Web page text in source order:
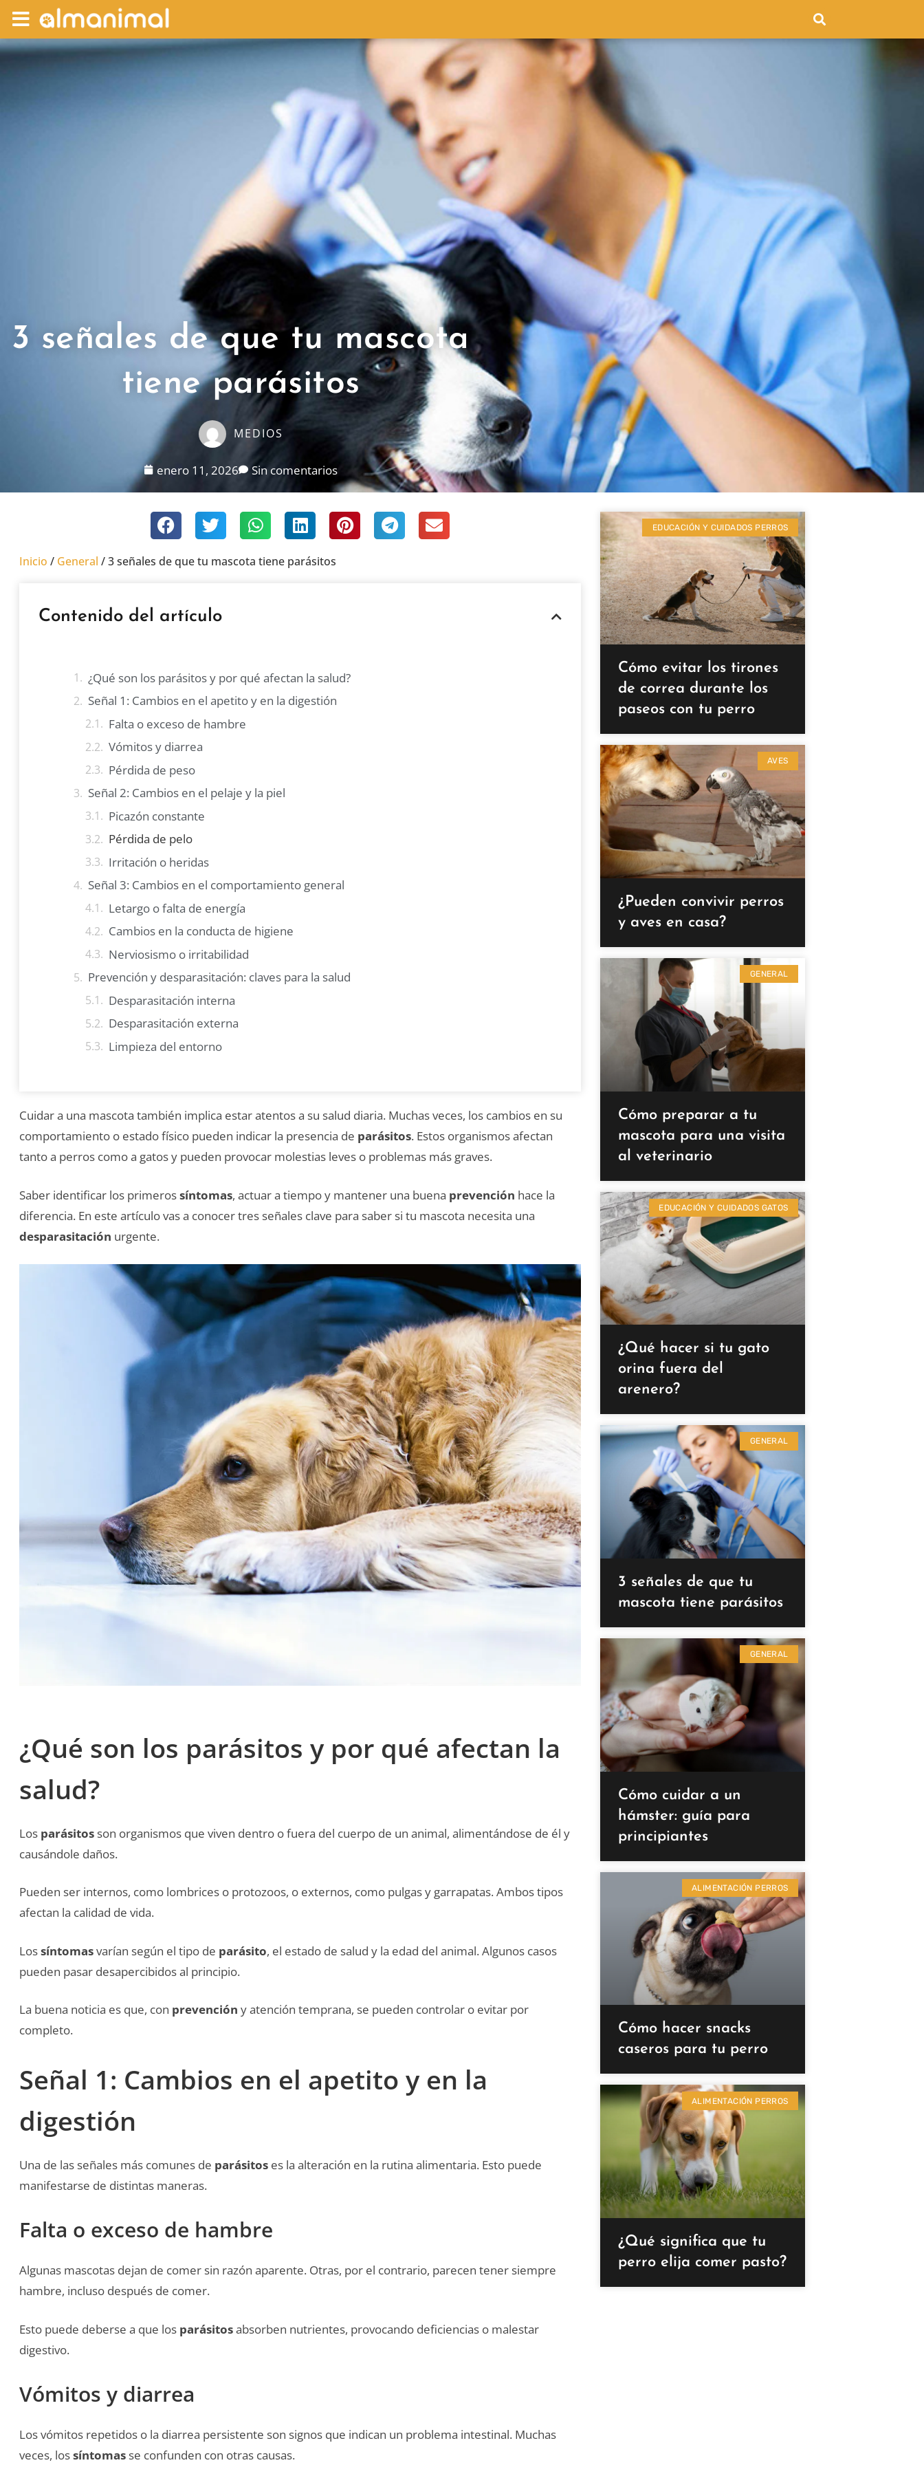
3 señales de que tu mascota
tiene parásitos
MEDIOS
enero 11, 2026 Sin comentarios
Inicio / General /3 señales de que tu mascota tiene parásitos
Contenido del artículo
¿Qué son los parásitos y por qué afectan la salud?
Señal 1: Cambios en el apetito y en la digestión
Falta o exceso de hambre
Vómitos y diarrea
Pérdida de peso
Señal 2: Cambios en el pelaje y la piel
Picazón constante
Pérdida de pelo
Irritación o heridas
Señal 3: Cambios en el comportamiento general
Letargo o falta de energía
Cambios en la conducta de higiene
Nerviosismo o irritabilidad
Prevención y desparasitación: claves para la salud
Desparasitación interna
Desparasitación externa
Limpieza del entorno
Cuidar a una mascota también implica estar atentos a su salud diaria. Muchas veces, los cambios en su
comportamiento o estado físico pueden indicar la presencia de parásitos. Estos organismos afectan
tanto a perros como a gatos y pueden provocar molestias leves o problemas más graves.
Saber identificar los primerossíntomas, actuar a tiempo y mantener una buena prevención hace la
diferencia. En este artículo vas a conocer tres señales clave para saber si tu mascota necesita una
desparasitación urgente.
¿Qué son los parásitos y por qué afectan la
salud?
Los parásitos son organismos que viven dentro o fuera del cuerpo de un animal, alimentándose de él y
causándole daños.
Pueden ser internos, como lombrices o protozoos, o externos, como pulgas y garrapatas. Ambos tipos
afectan la calidad de vida.
Lossíntomasvarían según el tipo de parásito, el estado de salud y la edad del animal. Algunos casos
pueden pasar desapercibidos al principio.
La buena noticia es que, con prevención y atención temprana, se pueden controlar o evitar por
completo.
Señal 1: Cambios en el apetito y en la
digestión
Una de las señales más comunes de parásitos es la alteración en la rutina alimentaria. Esto puede
manifestarse de distintas maneras.
Falta o exceso de hambre
Algunas mascotas dejan de comer sin razón aparente. Otras, por el contrario, parecen tener siempre
hambre, incluso después de comer.
Esto puede deberse a que los parásitosabsorben nutrientes, provocando deficiencias o malestar
digestivo.
Vómitos y diarrea
Los vómitos repetidos o la diarrea persistente son signos que indican un problema intestinal. Muchas
veces, lossíntomas se confunden con otras causas.
EDUCACIÓN Y CUIDADOS PERROS
Cómo evitar los tirones
de correa durante los
paseos con tu perro
AVES
¿Pueden convivir perros
y aves en casa?
GENERAL
Cómo preparar a tu
mascota para una visita
al veterinario
EDUCACIÓN Y CUIDADOS GATOS
¿Qué hacer si tu gato
orina fuera del
arenero?
GENERAL
3 señales de que tu
mascota tiene parásitos
GENERAL
Cómo cuidar a un
hámster: guía para
principiantes
ALIMENTACIÓN PERROS
Cómo hacer snacks
caseros para tu perro
ALIMENTACIÓN PERROS
¿Qué significa que tu
perro elija comer pasto?